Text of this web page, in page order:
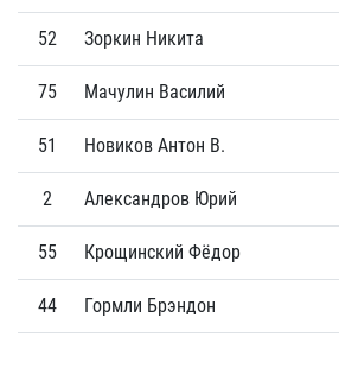
52 Зоркин Никита
75 Мачулин Василий
51 Новиков Антон В.
2 Александров Юрий
55 Крощинский Фёдор
44 Гормли Брэндон